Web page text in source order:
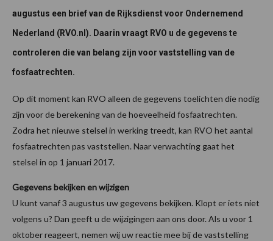
augustus een brief van de Rijksdienst voor Ondernemend
Nederland (RVO.nl). Daarin vraagt RVO u de gegevens te
controleren die van belang zijn voor vaststelling van de
fosfaatrechten.
Op dit moment kan RVO alleen de gegevens toelichten die nodig
zijn voor de berekening van de hoeveelheid fosfaatrechten.
Zodra het nieuwe stelsel in werking treedt, kan RVO het aantal
fosfaatrechten pas vaststellen. Naar verwachting gaat het
stelsel in op 1 januari 2017.
Gegevens bekijken en wijzigen
U kunt vanaf 3 augustus uw gegevens bekijken. Klopt er iets niet
volgens u? Dan geeft u de wijzigingen aan ons door. Als u voor 1
oktober reageert, nemen wij uw reactie mee bij de vaststelling